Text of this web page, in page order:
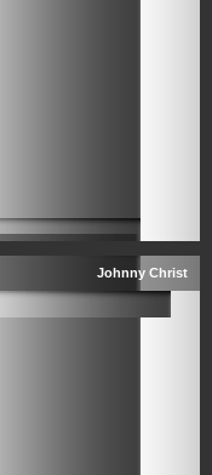
Johnny Christ